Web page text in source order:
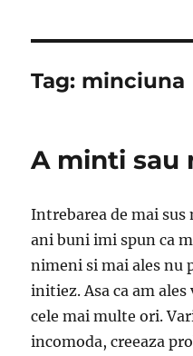
Tag: minciuna
A minti sau
Intrebarea de mai sus
ani buni imi spun ca
nimeni si mai ales nu
initiez. Asa ca am
cele mai multe ori.
incomoda, creeaza